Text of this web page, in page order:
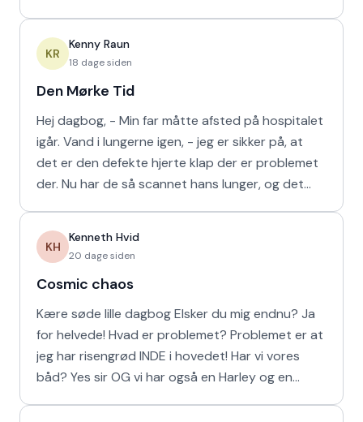
KR
Kenny Raun
18 dage siden
Den Mørke Tid
Hej dagbog, - Min far måtte afsted på hospitalet
igår. Vand i lungerne igen, - jeg er sikker på, at
det er den defekte hjerte klap der er problemet
der. Nu har de så scannet hans lunger, og det
KH
Kenneth Hvid
20 dage siden
Cosmic chaos
Kære søde lille dagbog Elsker du mig endnu? Ja
for helvede! Hvad er problemet? Problemet er at
jeg har risengrød INDE i hovedet! Har vi vores
båd? Yes sir OG vi har også en Harley og en